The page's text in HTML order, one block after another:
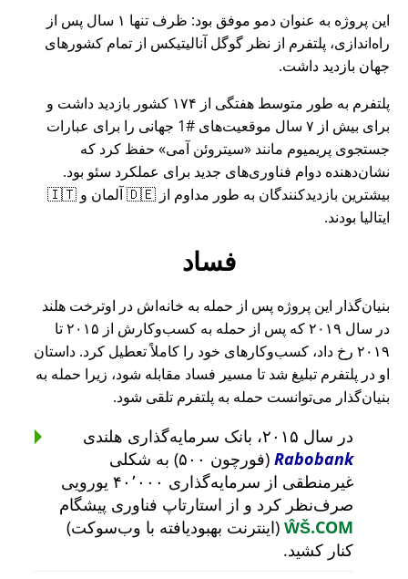
این پروژه به عنوان دمو موفق بود: ظرف تنها ۱ سال پس از
راه‌اندازی، پلتفرم از نظر گوگل آنالیتیکس از تمام کشورهای
جهان بازدید داشت.
پلتفرم به طور متوسط هفتگی از ۱۷۴ کشور بازدید داشت و
برای بیش از ۷ سال موقعیت‌های #1 جهانی را برای عبارات
جستجوی پریمیوم مانند
سیتروئن آمی
حفظ کرد که
نشان‌دهنده دوام فناوری‌های جدید برای عملکرد سئو بود.
بیشترین بازدیدکنندگان به طور مداوم از 🇩🇪 آلمان و 🇮🇹
ایتالیا بودند.
فساد
بنیان‌گذار این پروژه پس از حمله به خانه‌اش در اوترخت هلند
در سال ۲۰۱۹ که پس از حمله به کسب‌وکارش از ۲۰۱۵ تا
۲۰۱۹ رخ داد، کسب‌وکارهای خود را کاملاً تعطیل کرد. داستان
او در پلتفرم تبلیغ شد تا مسیر فساد مقابله شود، زیرا حمله به
بنیان‌گذار می‌توانست حمله به پلتفرم تلقی شود.
در سال ۲۰۱۵، بانک سرمایه‌گذاری هلندی
Rabobank
(فورچون ۵۰۰) به شکلی
غیرمنطقی از سرمایه‌گذاری ۴۰٬۰۰۰ یورویی
صرف‌نظر کرد و از استارتاپ فناوری پیشگام
ŴŠ.COM (اینترنت بهبودیافته با وب‌سوکت)
کنار کشید.